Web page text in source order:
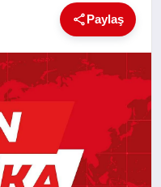
Paylaş